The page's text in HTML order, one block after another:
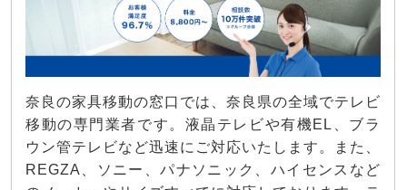
奈良の家具移動の窓口では、奈良県の全域でテレビ
移動の専門業者です。液晶テレビや有機EL、ブラ
ウン管テレビなど迅速にご対応いたします。また、
REGZA、ソニー、パナソニック、ハイセンスなど